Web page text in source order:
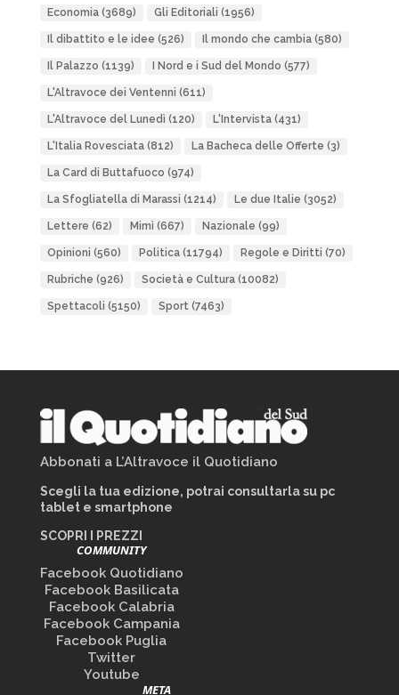
Economia(3689) Gli Editoriali (1956)
Il dibattito e le idee (526) Il mondo che cambia(580)
Il Palazzo (1139) I Nord e i Sud del Mondo (577)
L'Altravoce dei Ventenni (611)
L'Altravoce del Lunedì (120) L'Intervista(431)
L'Italia Rovesciata(812) La Bacheca delle Offerte (3)
La Card di Buttafuoco (974)
La Sfogliatella di Marassi (1214) Le due Italie (3052)
Lettere (62) Mimì (667) Nazionale (99)
Opinioni (560) Politica(11794) Regole e Diritti (70)
Rubriche (926) Società e Cultura(10082)
Spettacoli (5150) Sport(7463)
Abbonati a L’Altravoce il Quotidiano
Scegli la tua edizione, potrai consultarla su pc
tablet e smartphone
SCOPRI I PREZZI
COMMUNITY
Facebook Quotidiano
Facebook Basilicata
Facebook Calabria
Facebook Campania
Facebook Puglia
Twitter
Youtube
META